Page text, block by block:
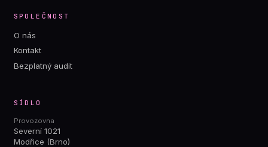
SPOLEČNOST
O nás
Kontakt
Bezplatný audit
SÍDLO
Provozovna
Severní 1021
Modřice (Brno)